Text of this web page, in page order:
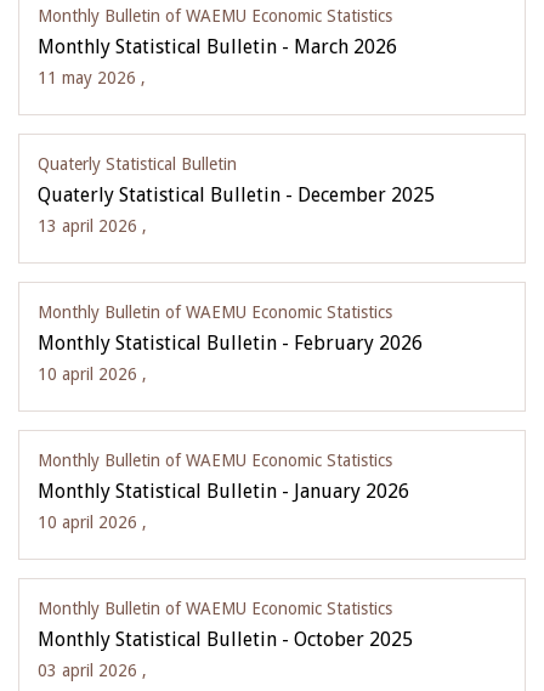
Monthly Bulletin of WAEMU Economic Statistics
Monthly Statistical Bulletin - March 2026
11 may 2026 ,
Quaterly Statistical Bulletin
Quaterly Statistical Bulletin - December 2025
13 april 2026 ,
Monthly Bulletin of WAEMU Economic Statistics
Monthly Statistical Bulletin - February 2026
10 april 2026 ,
Monthly Bulletin of WAEMU Economic Statistics
Monthly Statistical Bulletin - January 2026
10 april 2026 ,
Monthly Bulletin of WAEMU Economic Statistics
Monthly Statistical Bulletin - October 2025
03 april 2026 ,